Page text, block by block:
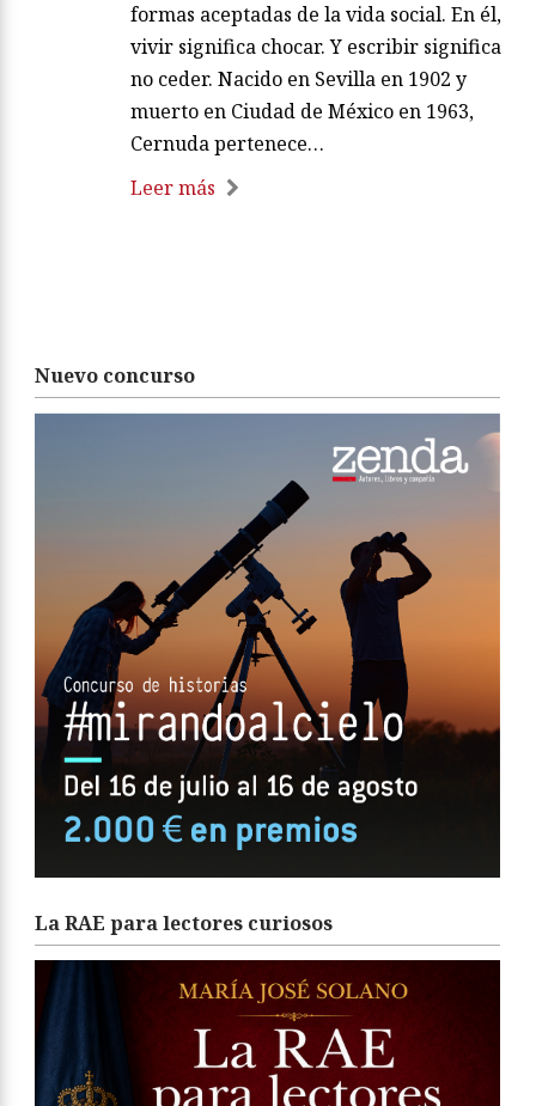
formas aceptadas de la vida social. En él,
vivir significa chocar. Y escribir significa
no ceder. Nacido en Sevilla en 1902 y
muerto en Ciudad de México en 1963,
Cernuda pertenece…
Leer más
Nuevo concurso
La RAE para lectores curiosos